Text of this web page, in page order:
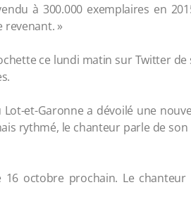
à 300.000 exemplaires en
revenant. »
ce lundi matin sur Twitter
et-Garonne a dévoilé une
rythmé, le chanteur parle de
octobre prochain. Le